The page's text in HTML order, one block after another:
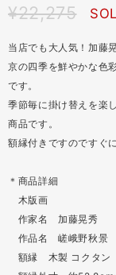
¥22,275
当店でも大人気！加藤
京の四季を鮮やかな色
です。
季節毎に掛け替えを楽
商品です。
額縁付きですのですぐ
＊商品詳細
木版画
作家名 加藤晃秀
作品名 嵯峨野秋景
額縁 木製 コクタン